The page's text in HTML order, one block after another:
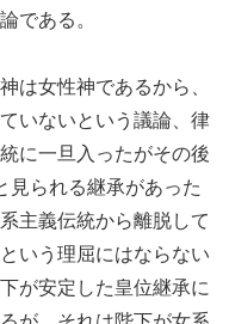
である。
は女性神であるから、
いないという議論、律
に一旦入ったがその後
見られる継承があった
主義伝統から離脱して
いう理屈にはならない
が安定した皇位継承に